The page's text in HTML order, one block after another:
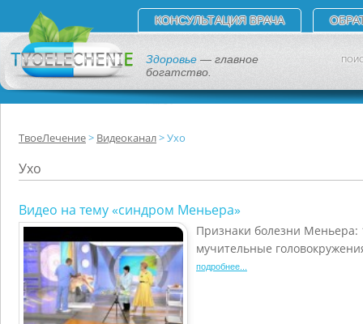
КОНСУЛЬТАЦИЯ ВРАЧА
Здоровье — главное
богатство.
ТвоеЛечение Видеоканал Ухо
Ухо
Видео на тему «синдром Меньера»
Признаки болезни Меньера:
мучительные
подробнее...